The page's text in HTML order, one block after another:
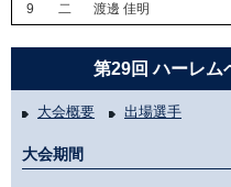
9
二 渡邊 佳明
第29回 ハーレム
大会概要 出場選手
大会期間